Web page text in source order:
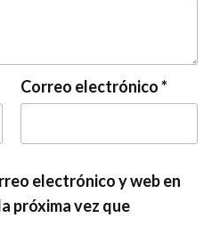
Correo electrónico*
electrónico y web en
próxima vez que